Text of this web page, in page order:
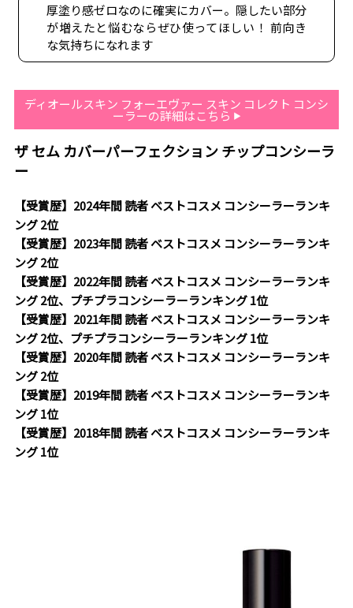
厚塗り感ゼロなのに確実にカバー。隠したい部分
が増えたと悩むならぜひ使ってほしい！ 前向き
な気持ちになれます
ディオールスキン フォーエヴァー スキン コレクト コンシ
ーラーの詳細はこちら
ザ セム カバーパーフェクション チップコンシーラ
ー
【受賞歴】2024年間 読者 ベストコスメ コンシーラーランキ
ング 2位
【受賞歴】2023年間 読者 ベストコスメ コンシーラーランキ
ング 2位
【受賞歴】2022年間 読者 ベストコスメ コンシーラーランキ
ング 2位、プチプラコンシーラーランキング 1位
【受賞歴】2021年間 読者 ベストコスメ コンシーラーランキ
ング 2位、プチプラコンシーラーランキング 1位
【受賞歴】2020年間 読者 ベストコスメ コンシーラーランキ
ング 2位
【受賞歴】2019年間 読者 ベストコスメ コンシーラーランキ
ング 1位
【受賞歴】2018年間 読者 ベストコスメ コンシーラーランキ
ング 1位